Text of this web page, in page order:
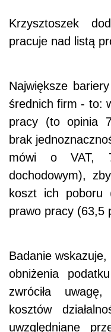
Krzysztoszek
pracuje nad listą
Największe
średnich firm - to:
pracy (to opinia
brak
mówi o VAT,
dochodowym),
koszt ich poboru
prawo pracy (63,5
Badanie
obniżenia
zwróciła
kosztów
uwzględniane